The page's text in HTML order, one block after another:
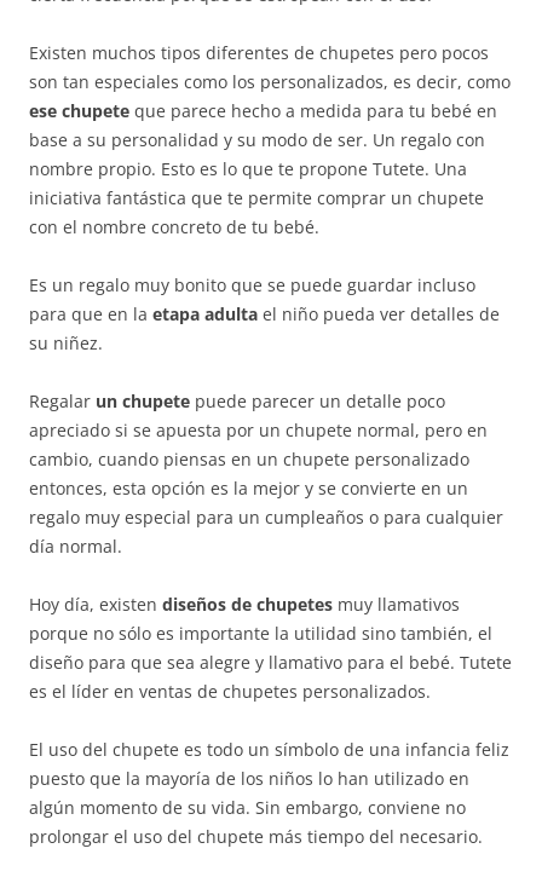
Existen muchos tipos diferentes de chupetes pero pocos
son tan especiales como los personalizados, es decir, como
ese chupete que parece hecho a medida para tu bebé en
base a su personalidad y su modo de ser. Un regalo con
nombre propio. Esto es lo que te propone Tutete. Una
iniciativa fantástica que te permite comprar un chupete
con el nombre concreto de tu bebé.
Es un regalo muy bonito que se puede guardar incluso
para que en la etapa adulta el niño pueda ver detalles de
su niñez.
Regalar un chupete puede parecer un detalle poco
apreciado si se apuesta por un chupete normal, pero en
cambio, cuando piensas en un chupete personalizado
entonces, esta opción es la mejor y se convierte en un
regalo muy especial para un cumpleaños o para cualquier
día normal.
Hoy día, existen diseños de chupetes muy llamativos
porque no sólo es importante la utilidad sino también, el
diseño para que sea alegre y llamativo para el bebé. Tutete
es el líder en ventas de chupetes personalizados.
El uso del chupete es todo un símbolo de una infancia feliz
puesto que la mayoría de los niños lo han utilizado en
algún momento de su vida. Sin embargo, conviene no
prolongar el uso del chupete más tiempo del necesario.